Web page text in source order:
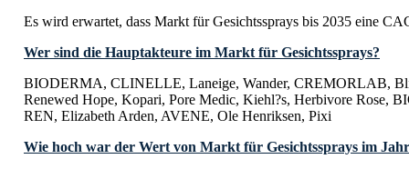
Es wird erwartet, dass Markt für Gesichtssprays bis 2035 eine
Wer sind die Hauptakteure im Markt für Gesichtssprays?
BIODERMA, CLINELLE, Laneige, Wander, CREMORLAB,
Renewed Hope, Kopari, Pore Medic, Kiehl?s, Herbivore Rose,
REN, Elizabeth Arden, AVENE, Ole Henriksen, Pixi
Wie hoch war der Wert von Markt für Gesichtssprays im